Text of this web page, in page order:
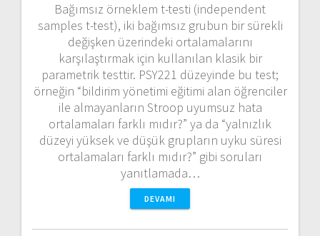
Bağımsız örneklem t-testi (independent
samples t-test), iki bağımsız grubun bir sürekli
değişken üzerindeki ortalamalarını
karşılaştırmak için kullanılan klasik bir
parametrik testtir. PSY221 düzeyinde bu test;
örneğin “bildirim yönetimi eğitimi alan öğrenciler
ile almayanların Stroop uyumsuz hata
ortalamaları farklı mıdır?” ya da “yalnızlık
düzeyi yüksek ve düşük grupların uyku süresi
ortalamaları farklı mıdır?” gibi soruları
yanıtlamada…
DEVAMI